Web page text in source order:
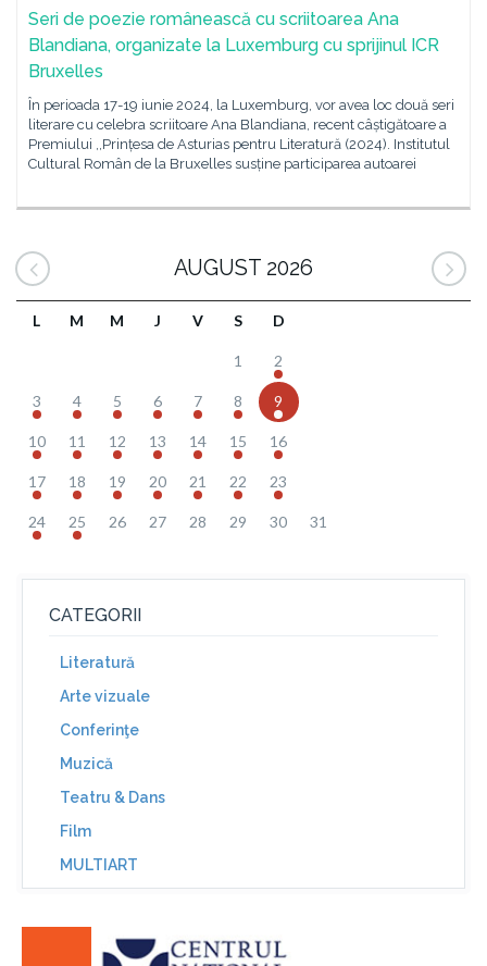
Seri de poezie românească cu scriitoarea Ana
Blandiana, organizate la Luxemburg cu sprijinul ICR
Bruxelles
În perioada 17-19 iunie 2024, la Luxemburg, vor avea loc două seri
literare cu celebra scriitoare Ana Blandiana, recent câștigătoare a
Premiului ,,Prințesa de Asturias pentru Literatură (2024). Institutul
Cultural Român de la Bruxelles susține participarea autoarei
AUGUST 2026
L M M J V S D
1 2
3 4 5 6 7 8 9
10 11 12 13 14 15 16
17 18 19 20 21 22 23
24 25 26 27 28 29 30 31
CATEGORII
Literatură
Arte vizuale
Conferinţe
Muzică
Teatru & Dans
Film
MULTIART